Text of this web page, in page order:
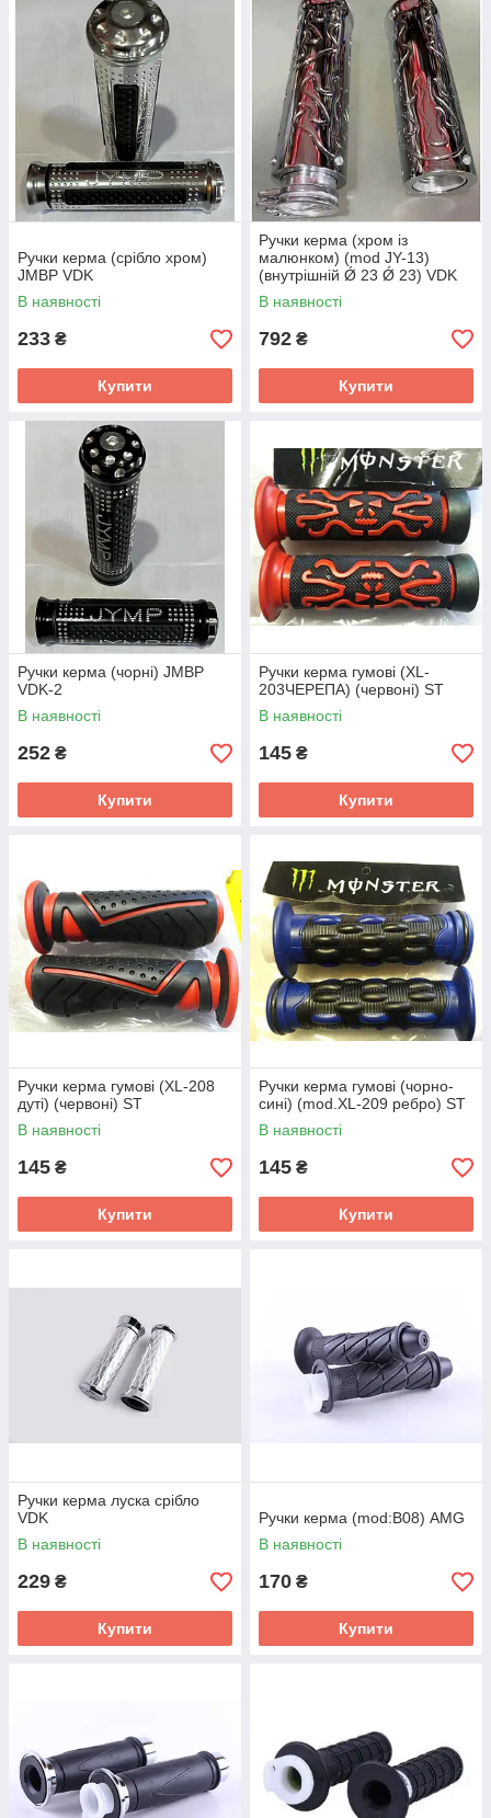
Ручки керма (срібло хром)
JMBP VDK
В наявності
233 ₴
Купити
Ручки керма (хром із
малюнком) (mod JY-13)
(внутрішній Ǿ 23 Ǿ 23) VDK
В наявності
792 ₴
Купити
Ручки керма (чорні) JMBP
VDK-2
В наявності
252 ₴
Купити
Ручки керма гумові (XL-
203ЧЕРЕПА) (червоні) ST
В наявності
145 ₴
Купити
Ручки керма гумові (XL-208
дуті) (червоні) ST
В наявності
145 ₴
Купити
Ручки керма гумові (чорно-
сині) (mod.XL-209 ребро) ST
В наявності
145 ₴
Купити
Ручки керма луска срібло
VDK
В наявності
229 ₴
Купити
Ручки керма (mod:В08) AMG
В наявності
170 ₴
Купити